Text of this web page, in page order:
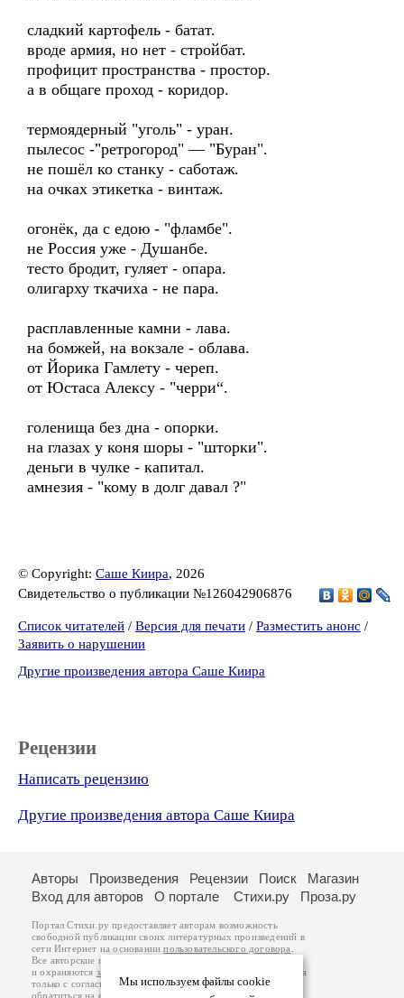
сладкий картофель - батат.
вроде армия, но нет - стройбат.
профицит пространства - простор.
а в общаге проход - коридор.
термоядерный "уголь" - уран.
пылесос -"ретрогород" — "Буран".
не пошёл ко станку - саботаж.
на очках этикетка - винтаж.
огонёк, да с едою - "фламбе".
не Россия уже - Душанбе.
тесто бродит, гуляет - опара.
олигарху ткачиха - не пара.
расплавленные камни - лава.
на бомжей, на вокзале - облава.
от Йорика Гамлету - череп.
от Юстаса Алексу - "черри“.
голенища без дна - опорки.
на глазах у коня шоры - "шторки".
деньги в чулке - капитал.
амнезия - "кому в долг давал ?"
© Copyright: Саше Киира, 2026
Свидетельство о публикации №126042906876
Список читателей / Версия для печати / Разместить анонс /
Заявить о нарушении
Другие произведения автора Саше Киира
Рецензии
Написать рецензию
Другие произведения автора Саше Киира
Мы используем файлы cookie
Авторы Произведения Рецензии Поиск
Магазин
Вход для авторов
О портале Стихи.ру Проза.ру
Портал Стихи.ру предоставляет авторам возможность
свободной публикации своих литературных произведений в
сети Интернет на основаниипользовательского договора
Все авторские права на произведения принадлежат авторам
и охраняются законом
. Перепечатка произведений возможна
только с согласия его автора, к которому вы можете
обратиться на его авторской странице. Ответственность за